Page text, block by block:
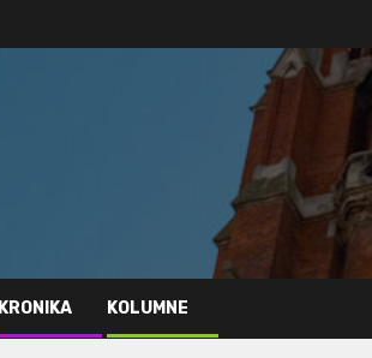
KRONIKA KOLUMNE